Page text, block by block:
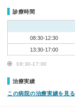
診療時間
08:30-12:30
13:30-17:00
08:30-17:00
治療実績
この病院の治療実績を見る